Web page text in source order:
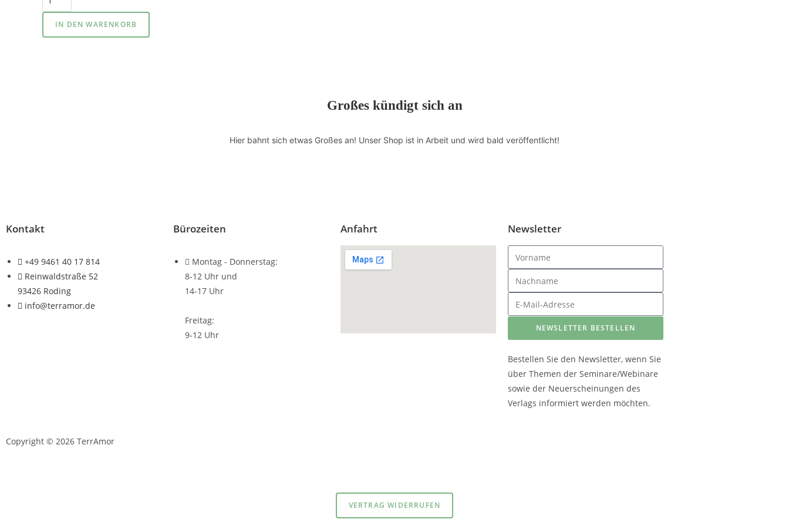
IN DEN WARENKORB
Großes kündigt sich an
Hier bahnt sich etwas Großes an! Unser Shop ist in Arbeit und wird bald veröffentlicht!
Kontakt
+49 9461 40 17 814
Reinwaldstraße 52
93426 Roding
info@terramor.de
Bürozeiten
Montag - Donnerstag:
8-12 Uhr und
14-17 Uhr
Freitag:
9-12 Uhr
Anfahrt Newsletter
NEWSLETTER BESTELLEN
Bestellen Sie den Newsletter, wenn Sie
über Themen der Seminare/Webinare
sowie der Neuerscheinungen des
Verlags informiert werden möchten.
Copyright © 2026 TerrAmor
VERTRAG WIDERRUFEN